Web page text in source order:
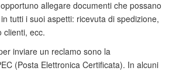
allegare documenti che possano
tutti i suoi aspetti: ricevuta di spedizione,
clienti, ecc.
inviare un reclamo sono la
(Posta Elettronica Certificata). In alcuni